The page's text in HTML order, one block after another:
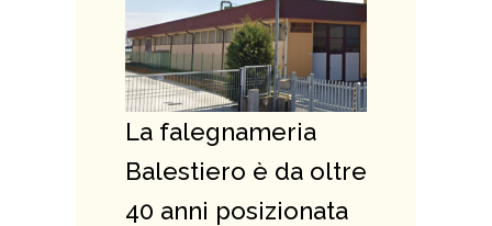
La falegnameria
Balestiero è da oltre
40 anni posizionata